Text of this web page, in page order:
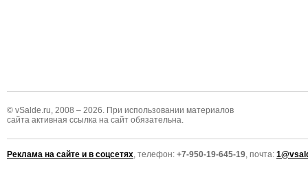
© vSalde.ru, 2008 – 2026. При использовании материалов
сайта активная ссылка на сайт обязательна.
Реклама на сайте и в соцсетях, телефон: +7-950-19-645-19, почта: